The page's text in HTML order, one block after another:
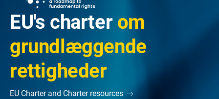
EU's charter om
grundlæggende
rettigheder
EU Charter and Charter resources